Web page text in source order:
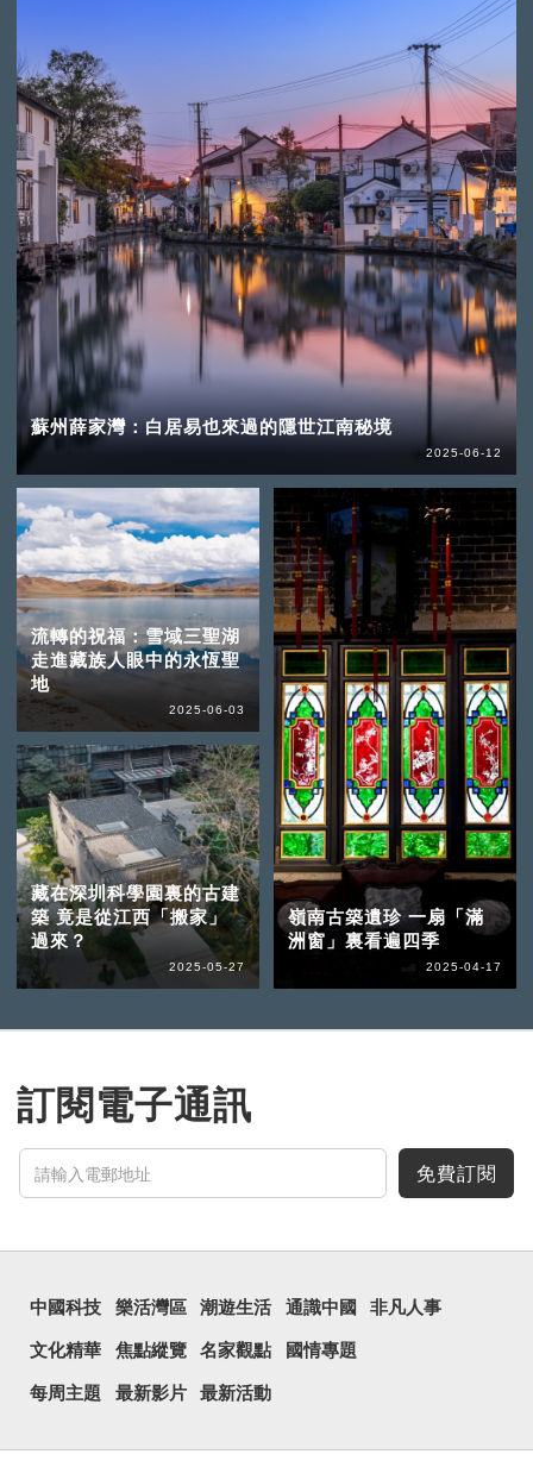
蘇州薛家灣：白居易也來過的隱世江南秘境
2025-06-12
流轉的祝福：雪域三聖湖
走進藏族人眼中的永恆聖
地
2025-06-03
藏在深圳科學園裏的古建
築 竟是從江西「搬家」
過來？
2025-05-27
嶺南古築遺珍 一扇「滿
洲窗」裏看遍四季
2025-04-17
訂閱電子通訊
免費訂閱
中國科技 樂活灣區 潮遊生活 通識中國 非凡人事
文化精華 焦點縱覽 名家觀點 國情專題
每周主題 最新影片 最新活動